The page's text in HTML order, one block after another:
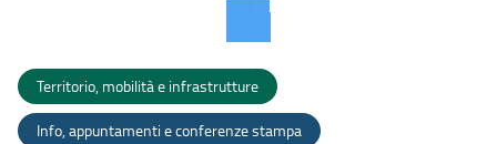
Territorio, mobilità e infrastrutture
Info, appuntamenti e conferenze stampa